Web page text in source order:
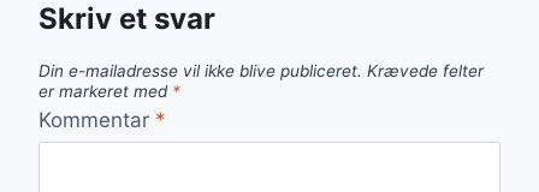
Skriv et svar
Din e-mailadresse vil ikke blive publiceret. Krævede felter
er markeret med *
Kommentar *